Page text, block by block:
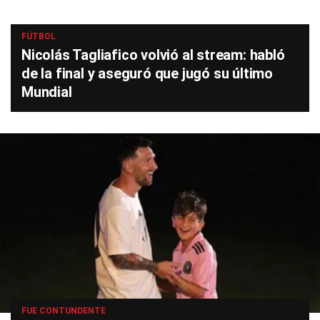
FÚTBOL
Nicolás Tagliafico volvió al stream: habló
de la final y aseguró que jugó su último
Mundial
FUE CONTUNDENTE